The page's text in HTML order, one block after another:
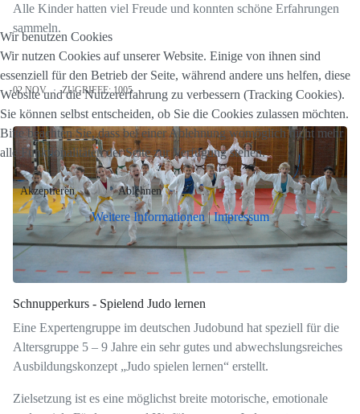
Alle Kinder hatten viel Freude und konnten schöne Erfahrungen
sammeln.
02.NOV. ZUGRIFFE: 1005
Schnupperkurs - Spielend Judo lernen
Eine Expertengruppe im deutschen Judobund hat speziell für die
Altersgruppe 5 – 9 Jahre ein sehr gutes und abwechslungsreiches
Ausbildungskonzept „Judo spielen lernen“ erstellt.
Zielsetzung ist es eine möglichst breite motorische, emotionale
Wir benutzen Cookies
Wir nutzen Cookies auf unserer Website. Einige von ihnen sind
essenziell für den Betrieb der Seite, während andere uns helfen, diese
Website und die Nutzererfahrung zu verbessern (Tracking Cookies).
Sie können selbst entscheiden, ob Sie die Cookies zulassen möchten.
Bitte beachten Sie, dass bei einer Ablehnung womöglich nicht mehr
alle Funktionalitäten der Seite zur Verfügung stehen.
Akzeptieren Ablehnen
Weitere Informationen|Impressum